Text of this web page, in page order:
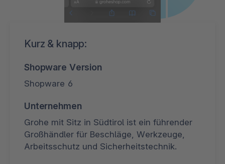
Kurz & knapp:
Shopware Version
Shopware 6
Unternehmen
Grohe mit Sitz in Südtirol ist ein führender
Großhändler für Beschläge, Werkzeuge,
Arbeitsschutz und Sicherheitstechnik.